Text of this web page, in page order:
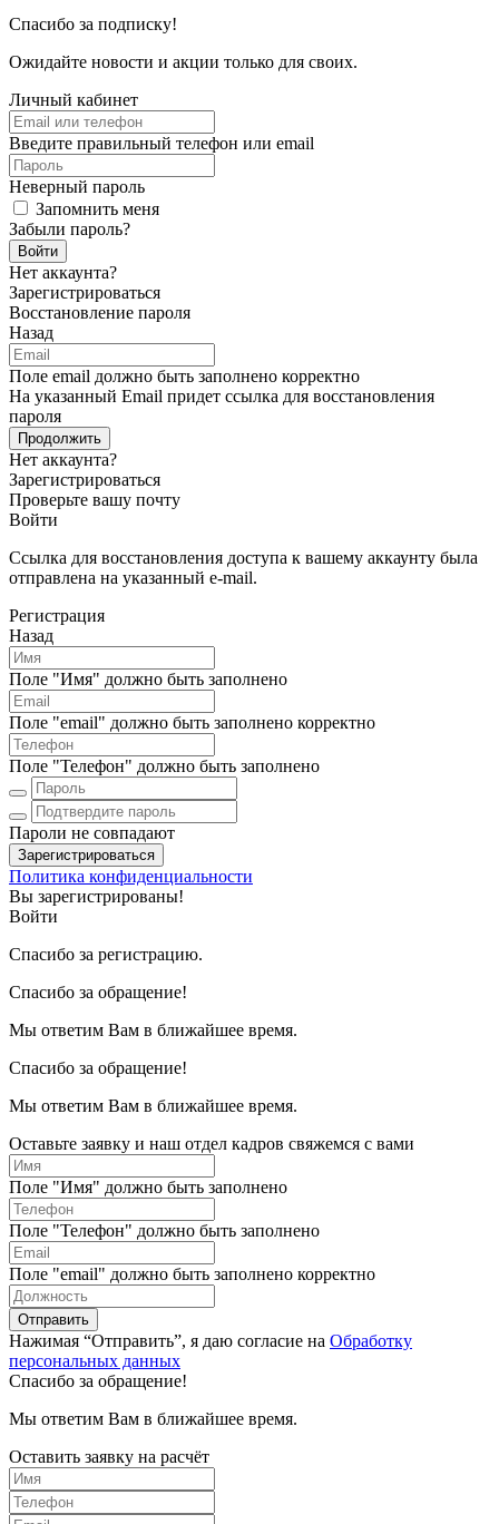
Спасибо за подписку!
Ожидайте новости и акции только для своих.
Личный кабинет
Введите правильный телефон или email
Неверный пароль
Запомнить меня
Забыли пароль?
Войти
Нет аккаунта?
Зарегистрироваться
Восстановление пароля
Назад
Поле email должно быть заполнено корректно
На указанный Email придет ссылка для восстановления
пароля
Продолжить
Нет аккаунта?
Зарегистрироваться
Проверьте вашу почту
Войти
Ссылка для восстановления доступа к вашему аккаунту была
отправлена на указанный e-mail.
Регистрация
Назад
Поле "Имя" должно быть заполнено
Поле "email" должно быть заполнено корректно
Поле "Телефон" должно быть заполнено
Пароли не совпадают
Зарегистрироваться
Политика конфиденциальности
Вы зарегистрированы!
Войти
Спасибо за регистрацию.
Спасибо за обращение!
Мы ответим Вам в ближайшее время.
Спасибо за обращение!
Мы ответим Вам в ближайшее время.
Оставьте заявку и наш отдел кадров свяжемся с вами
Поле "Имя" должно быть заполнено
Поле "Телефон" должно быть заполнено
Поле "email" должно быть заполнено корректно
Отправить
Нажимая “Отправить”, я даю согласие на Обработку
персональных данных
Спасибо за обращение!
Мы ответим Вам в ближайшее время.
Оставить заявку на расчёт